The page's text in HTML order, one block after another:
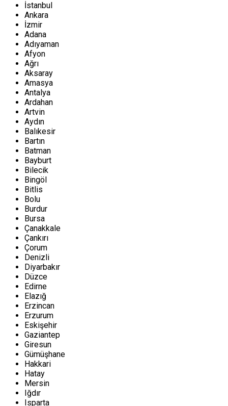
İstanbul
Ankara
İzmir
Adana
Adıyaman
Afyon
Ağrı
Aksaray
Amasya
Antalya
Ardahan
Artvin
Aydın
Balıkesir
Bartın
Batman
Bayburt
Bilecik
Bingöl
Bitlis
Bolu
Burdur
Bursa
Çanakkale
Çankırı
Çorum
Denizli
Diyarbakır
Düzce
Edirne
Elazığ
Erzincan
Erzurum
Eskişehir
Gaziantep
Giresun
Gümüşhane
Hakkari
Hatay
Mersin
Iğdır
Isparta